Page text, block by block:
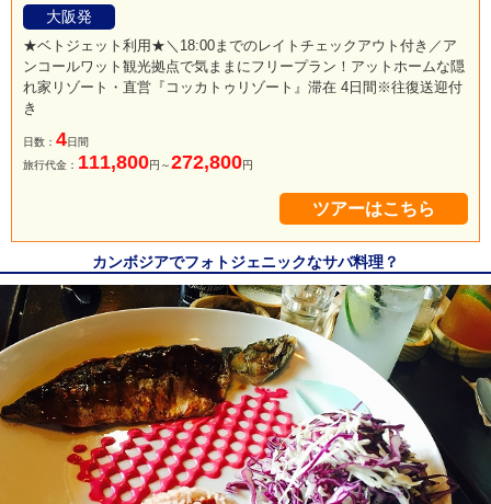
大阪発
★ベトジェット利用★＼18:00までのレイトチェックアウト付き／ア
ンコールワット観光拠点で気ままにフリープラン！アットホームな隠
れ家リゾート・直営『コッカトゥリゾート』滞在 4日間※往復送迎付
き
日数： 4日間
旅行代金： 111,800円～272,800円
ツアーはこちら
カンボジアでフォトジェニックなサバ料理？